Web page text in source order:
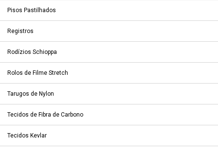
Pisos Pastilhados
Registros
Rodízios Schioppa
Rolos de Filme Stretch
Tarugos de Nylon
Tecidos de Fibra de Carbono
Tecidos Kevlar